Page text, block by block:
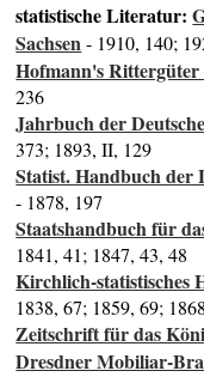
statistische Literatur:
Sachsen- 1910, 140;
Hofmann's Rittergüter
236
Jahrbuch der
373; 1893, II, 129
Statist. Handbuch der
- 1878, 197
Staatshandbuch für
1841, 41; 1847, 43, 48
Kirchlich-statistisches
1838, 67; 1859, 69;
Zeitschrift für das
Dresdner Mobiliar-